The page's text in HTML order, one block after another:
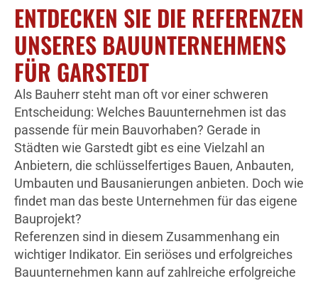
ENTDECKEN SIE DIE REFERENZEN
UNSERES BAUUNTERNEHMENS
FÜR GARSTEDT
Als Bauherr steht man oft vor einer schweren
Entscheidung: Welches Bauunternehmen ist das
passende für mein Bauvorhaben? Gerade in
Städten wie Garstedt gibt es eine Vielzahl an
Anbietern, die schlüsselfertiges Bauen, Anbauten,
Umbauten und Bausanierungen anbieten. Doch wie
findet man das beste Unternehmen für das eigene
Bauprojekt?
Referenzen sind in diesem Zusammenhang ein
wichtiger Indikator. Ein seriöses und erfolgreiches
Bauunternehmen kann auf zahlreiche erfolgreiche